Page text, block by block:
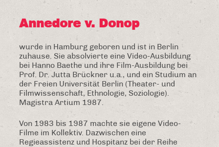
Annedore v. Donop
wurde in Hamburg geboren und ist in Berlin
zuhause. Sie absolvierte eine Video-Ausbildung
bei Hanno Baethe und ihre Film-Ausbildung bei
Prof. Dr. Jutta Brückner u.a., und ein Studium an
der Freien Universität Berlin (Theater- und
Filmwissenschaft, Ethnologie, Soziologie).
Magistra Artium 1987.
Von 1983 bis 1987 machte sie eigene Video-
Filme im Kollektiv. Dazwischen eine
Regieassistenz und Hospitanz bei der Reihe